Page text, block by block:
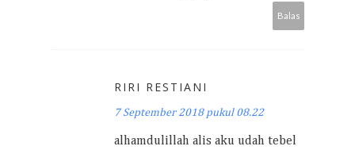
Balas
RIRI RESTIANI
7 September 2018 pukul 08.22
alhamdulillah alis aku udah tebel